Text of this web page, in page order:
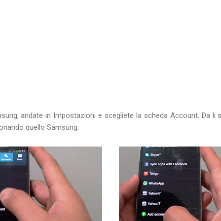
andate in Impostazioni e scegliete la scheda Account. Da li
quello Samsung.